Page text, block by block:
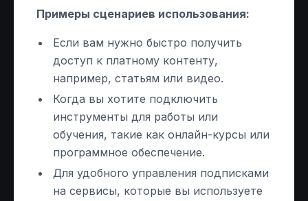
Примеры сценариев использования:
Если вам нужно быстро получить
доступ к платному контенту,
например, статьям или видео.
Когда вы хотите подключить
инструменты для работы или
обучения, такие как онлайн-курсы или
программное обеспечение.
Для удобного управления подписками
на сервисы, которые вы используете